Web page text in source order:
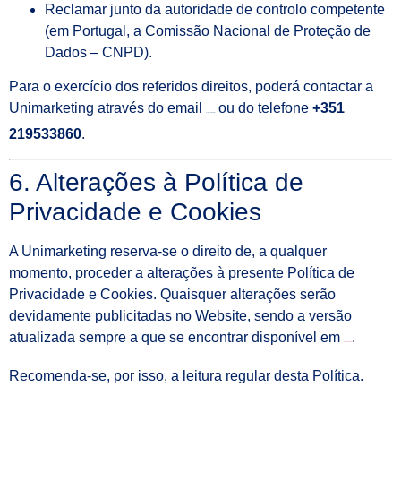
Reclamar junto da autoridade de controlo competente
(em Portugal, a Comissão Nacional de Proteção de
Dados – CNPD).
Para o exercício dos referidos direitos, poderá contactar a
Unimarketing através do email
ou do telefone +351
219533860.
6. Alterações à Política de
Privacidade e Cookies
A Unimarketing reserva-se o direito de, a qualquer
momento, proceder a alterações à presente Política de
Privacidade e Cookies. Quaisquer alterações serão
devidamente publicitadas no Website, sendo a versão
atualizada sempre a que se encontrar disponível em
.
Recomenda-se, por isso, a leitura regular desta Política.